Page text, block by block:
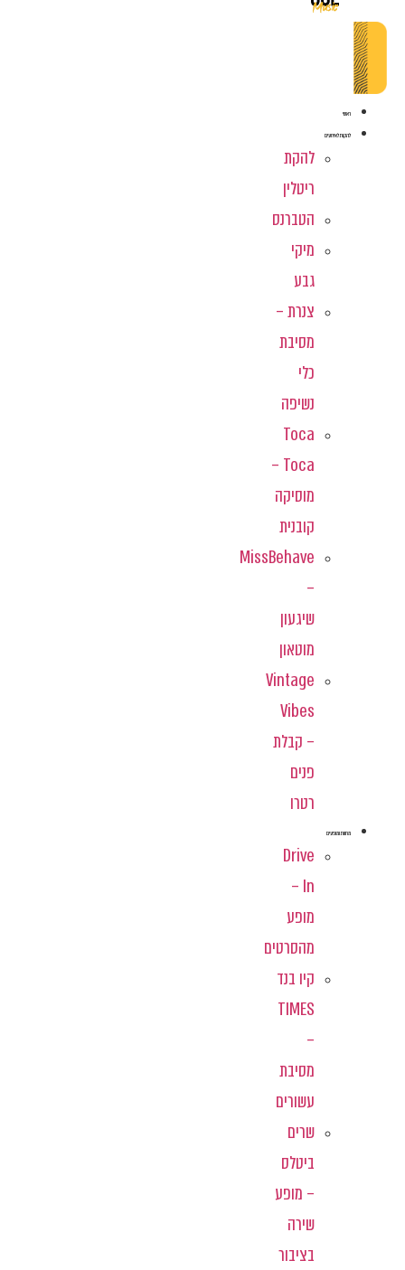
ראשי
להקות לאירועים
להקת
ריטלין
הטברנס
מיקי
גבע
צנרת –
מסיבת
כלי
נשיפה
Toca
Toca –
מוסיקה
קובנית
MissBehave
–
שיגעון
מוטאון
Vintage
Vibes
– קבלת
פנים
רטרו
מחוות ומופעים
Drive
In –
מופע
מהסרטים
קיו בנד
TIMES
–
מסיבת
עשורים
שרים
ביטלס
– מופע
שירה
בציבור